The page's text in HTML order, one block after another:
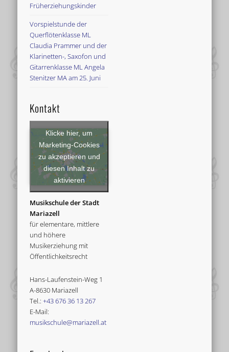
Früherziehungskinder
Vorspielstunde der
Querflötenklasse ML
Claudia Prammer und der
Klarinetten-, Saxofon und
Gitarrenklasse ML Angela
Stenitzer MA am 25. Juni
Kontakt
Klicke hier, um
Marketing-Cookies
zu akzeptieren und
diesen Inhalt zu
aktivieren
Musikschule der Stadt
Mariazell
für elementare, mittlere
und höhere
Musikerziehung mit
Öffentlichkeitsrecht
Hans-Laufenstein-Weg 1
A-8630 Mariazell
Tel.:+43 676 36 13 267
E-Mail:
musikschule@mariazell.at